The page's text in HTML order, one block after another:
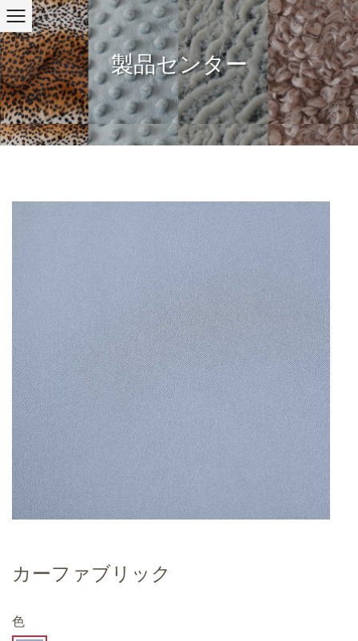
製品センター
カーファブリック
色